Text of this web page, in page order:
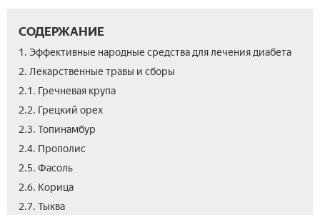
СОДЕРЖАНИЕ
1. Эффективные народные средства для лечения диабета
2. Лекарственные травы и сборы
2.1. Гречневая крупа
2.2. Грецкий орех
2.3. Топинамбур
2.4. Прополис
2.5. Фасоль
2.6. Корица
2.7. Тыква